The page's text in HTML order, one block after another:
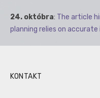
24. októbra: The article
planning relies on
KONTAKT